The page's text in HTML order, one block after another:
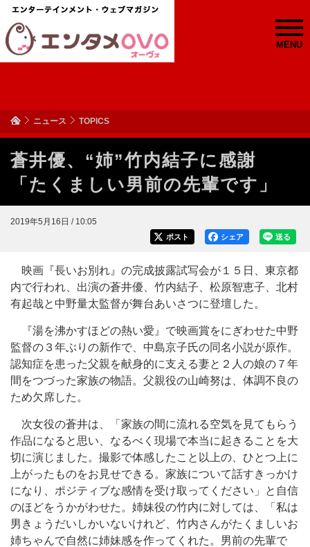
MENU
ニュース TOPICS
蒼井優、“姉”竹内結子に感謝
「たくましい男前の先輩です」
2019年5月16日 / 10:05
送る
シェア
ポスト
映画『長いお別れ』の完成披露試写会が１５日、東京都
内で行われ、出演の蒼井優、竹内結子、松原智恵子、北村
有起哉と中野量太監督が舞台あいさつに登壇した。
『湯を沸かすほどの熱い愛』で映画賞をにぎわせた中野
監督の３年ぶりの新作で、中島京子氏の同名小説が原作。
認知症を患った父親を献身的に支える妻と２人の娘の７年
間をつづった家族の物語。父親役の山崎努は、体調不良の
ため欠席した。
次女役の蒼井は、「家族の間に流れる空気を見てもらう
作品になると思い、なるべく現場で本当に起きることを大
切に演じました。撮影で体感したこと以上の、ひとつ上に
上がったものをお見せできる。家族について話すきっかけ
になり、ポジティブな感情を受け取ってください」と自信
のほどをうかがわせた。姉妹役の竹内に対しては、「私は
男きょうだいしかいないけれど、竹内さんがたくましいお
姉ちゃんで自然に姉妹感を作ってくれた。男前の先輩で